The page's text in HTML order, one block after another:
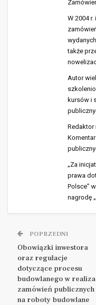
W 2004
także
Autor
kursów i
Redaktor
„Za
prawa
Polsce”
nagrodę
POPRZEDNI
Obowiązki inwestora
oraz regulacje
dotyczące procesu
budowlanego w
zamówień publicznych
na roboty budowlane